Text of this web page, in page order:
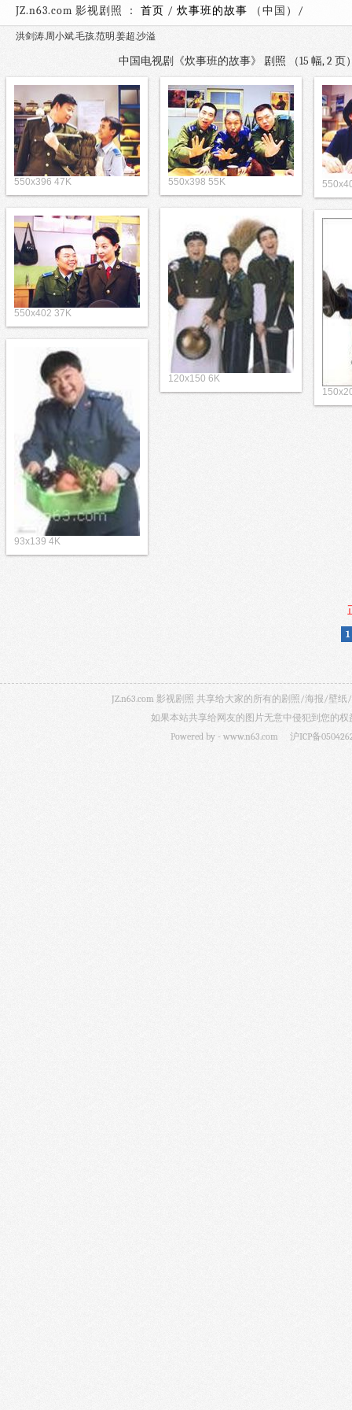
JZ.n63.com 影视剧照 ： 首页 / 炊事班的故事 （中国
洪剑涛.周小斌.毛孩.范明.姜超.沙溢
中国电视剧《炊事班的故事》 剧照 （15 幅, 2
550x396 47K 550x398 55K
550x402 37K
120x150 6K
93x139 4K
93x139 3K
142x200 5K
200x143 10K